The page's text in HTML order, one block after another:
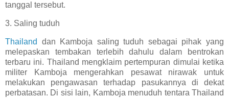
tanggal tersebut.
3. Saling tuduh
Thailand
dan Kamboja saling tuduh sebagai pihak yang
melepaskan tembakan terlebih dahulu dalam bentrokan
terbaru ini. Thailand mengklaim pertempuran dimulai ketika
militer Kamboja mengerahkan pesawat nirawak untuk
melakukan pengawasan terhadap pasukannya di dekat
perbatasan. Di sisi lain, Kamboja menuduh tentara Thailand